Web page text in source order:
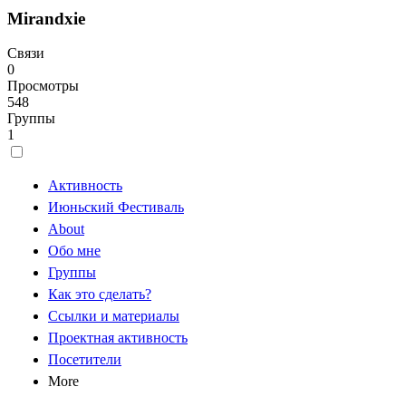
Mirandxie
Связи
0
Просмотры
548
Группы
1
Активность
Июньский Фестиваль
About
Обо мне
Группы
Как это сделать?
Ссылки и материалы
Проектная активность
Посетители
More